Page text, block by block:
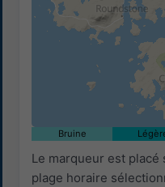
Bruine
Le marqueur est placé
plage horaire